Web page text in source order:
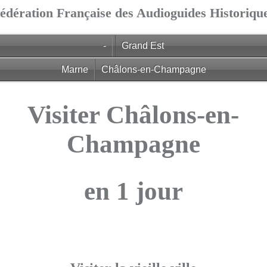
Française des Audioguides
- Grand Est
Marne Châlons-en-Champagne
Visiter Châlons-en-
Champagne
en 1 jour